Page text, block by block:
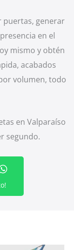
puertas, generar
en el
mismo y obtén
acabados
volumen, todo
en Valparaíso
segundo.